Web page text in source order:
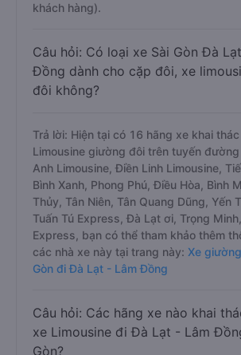
khách hàng).
Câu hỏi: Có loại xe Sài Gòn Đà
Đồng dành cho cặp đôi, xe
đôi không?
Trả lời: Hiện tại có 16 hãng xe khai
Limousine giường đôi trên tuyến
Anh Limousine, Điền Linh Limousine,
Bình Xanh, Phong Phú, Điều Hòa, Bình
Thủy, Tân Niên, Tân Quang Dũng, Yến
Tuấn Tú Express, Đà Lạt ơi, Trọng
Express, bạn có thể tham khảo thêm
các nhà xe này tại trang này: Xe
Gòn đi Đà Lạt - Lâm Đồng
Câu hỏi: Các hãng xe nào khai
xe Limousine đi Đà Lạt - Lâm
Gòn?